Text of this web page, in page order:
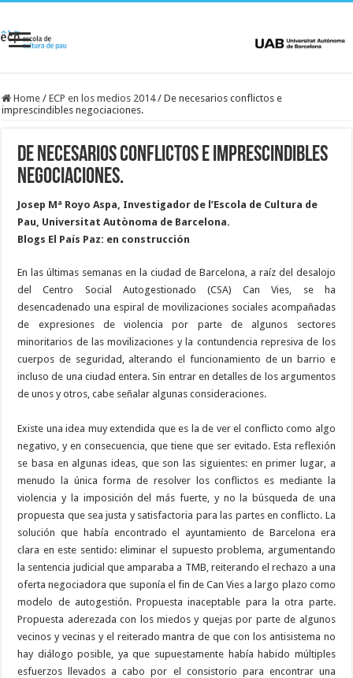
Home / ECP en los medios 2014 / De necesarios conflictos e
imprescindibles negociaciones.
De necesarios conflictos e imprescindibles
negociaciones.
Josep Mª Royo Aspa, Investigador de l’Escola de Cultura de
Pau, Universitat Autònoma de Barcelona.
Blogs El País Paz: en construcción
En las últimas semanas en la ciudad de Barcelona, a raíz del desalojo
del Centro Social Autogestionado (CSA) Can Vies, se ha
desencadenado una espiral de movilizaciones sociales acompañadas
de expresiones de violencia por parte de algunos sectores
minoritarios de las movilizaciones y la contundencia represiva de los
cuerpos de seguridad, alterando el funcionamiento de un barrio e
incluso de una ciudad entera. Sin entrar en detalles de los argumentos
de unos y otros, cabe señalar algunas consideraciones.
Existe una idea muy extendida que es la de ver el conflicto como algo
negativo, y en consecuencia, que tiene que ser evitado. Esta reflexión
se basa en algunas ideas, que son las siguientes: en primer lugar, a
menudo la única forma de resolver los conflictos es mediante la
violencia y la imposición del más fuerte, y no la búsqueda de una
propuesta que sea justa y satisfactoria para las partes en conflicto. La
solución que había encontrado el ayuntamiento de Barcelona era
clara en este sentido: eliminar el supuesto problema, argumentando
la sentencia judicial que amparaba a TMB, reiterando el rechazo a una
oferta negociadora que suponía el fin de Can Vies a largo plazo como
modelo de autogestión. Propuesta inaceptable para la otra parte.
Propuesta aderezada con los miedos y quejas por parte de algunos
vecinos y vecinas y el reiterado mantra de que con los antisistema no
hay diálogo posible, ya que supuestamente había habido múltiples
esfuerzos llevados a cabo por el consistorio para encontrar una